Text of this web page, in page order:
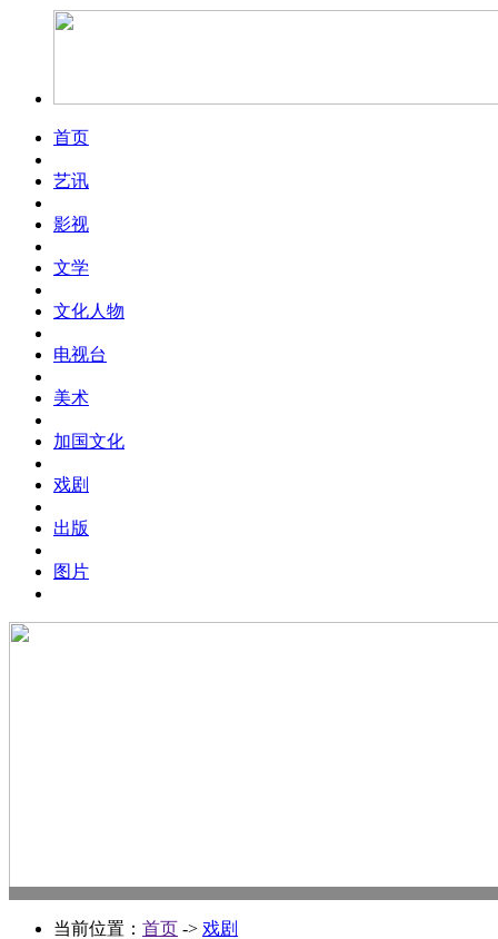
首页
艺讯
影视
文学
文化人物
电视台
美术
加国文化
戏剧
出版
图片
当前位置： 首页 -> 戏剧